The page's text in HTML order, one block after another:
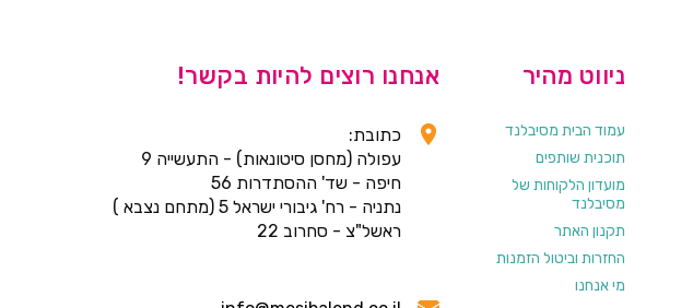
אנחנו רוצים להיות בקשר!
כתובת:
עפולה (מחסן סיטונאות) - התעשייה 9
חיפה - שד' ההסתדרות 56
נתניה - רח' גיבורי ישראל 5 (מתחם נצבא )
ראשל"צ - סחרוב 22
ניווט מהיר
עמוד הבית מסיבלנד
תוכנית שותפים
מועדון הלקוחות של
מסיבלנד
תקנון האתר
החזרות וביטול הזמנות
מי אנחנו